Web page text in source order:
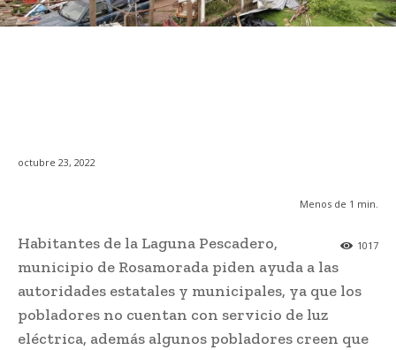
octubre 23, 2022
Menos de 1 min.
1017
Habitantes de la Laguna Pescadero,
municipio de Rosamorada piden ayuda a las
autoridades estatales y municipales, ya que los
pobladores no cuentan con servicio de luz
eléctrica, además algunos pobladores creen que